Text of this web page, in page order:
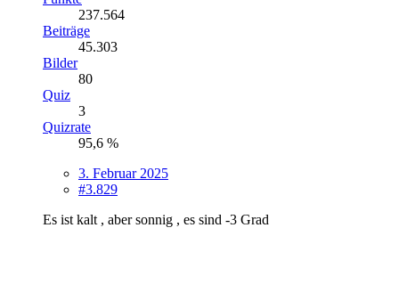
237.564
Beiträge
45.303
Bilder
80
Quiz
3
Quizrate
95,6 %
3. Februar 2025
#3.829
Es ist kalt , aber sonnig , es sind -3 Grad